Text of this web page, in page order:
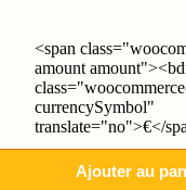
<span
amount
currencySymbol"
translate="no">€</
Ajouter au